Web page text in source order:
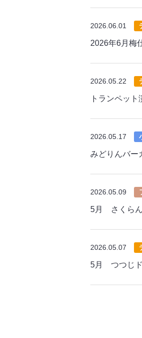
2026.06.01
2026年6月梅
2026.05.22
トランペット
2026.05.17
みどりんバー
2026.05.09
5月 さくら
2026.05.07
5月 つつじ